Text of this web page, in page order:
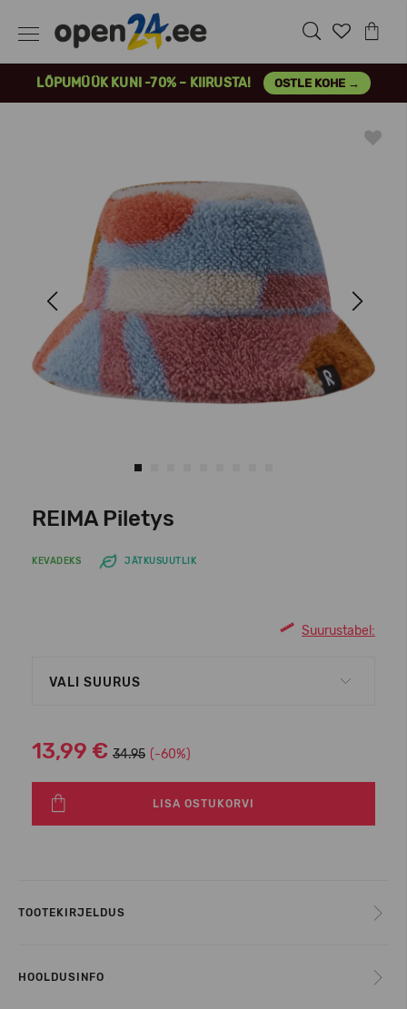
LÕPUMÜÜK KUNI -70% – KIIRUSTA! OSTLE KOHE →
Previous Next
REIMA Piletys
KEVADEKS JÄTKUSUUTLIK
Suurustabel:
VALI SUURUS
13,99 € 34.95 (-60%)
LISA OSTUKORVI
TOOTEKIRJELDUS
HOOLDUSINFO